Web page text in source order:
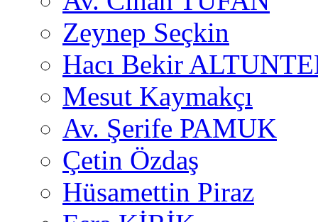
Zeynep Seçkin
Hacı Bekir
Mesut Kaymakçı
Av. Şerife PAMUK
Çetin Özdaş
Hüsamettin Piraz